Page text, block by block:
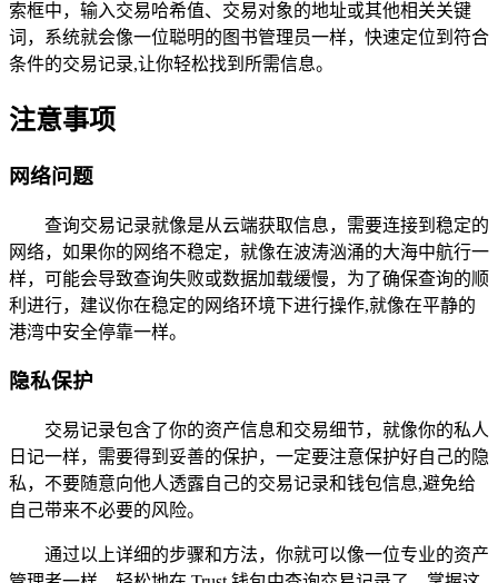
索框中，输入交易哈希值、交易对象的地址或其他相关关键
词，系统就会像一位聪明的图书管理员一样，快速定位到符合
条件的交易记录,让你轻松找到所需信息。
注意事项
网络问题
查询交易记录就像是从云端获取信息，需要连接到稳定的
网络，如果你的网络不稳定，就像在波涛汹涌的大海中航行一
样，可能会导致查询失败或数据加载缓慢，为了确保查询的顺
利进行，建议你在稳定的网络环境下进行操作,就像在平静的
港湾中安全停靠一样。
隐私保护
交易记录包含了你的资产信息和交易细节，就像你的私人
日记一样，需要得到妥善的保护，一定要注意保护好自己的隐
私，不要随意向他人透露自己的交易记录和钱包信息,避免给
自己带来不必要的风险。
通过以上详细的步骤和方法，你就可以像一位专业的资产